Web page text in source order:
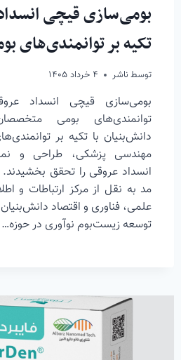
بومی‌سازی قیچی
تکیه بر توانمندی‌های
توسط ناشر ۴ خرداد ۱۴۰۵
بومی‌سازی قیچی انسداد
توانمندی‌های بومی
دانش‌بنیان با تکیه بر
مهندسی پزشکی، طراحی و
انسداد عروقی را تحقق
مد به نقل از مرکز ارتباطات و
علمی، فناوری و اقتصاد
توسعه زیست‌بوم نوآوری در حوزه…